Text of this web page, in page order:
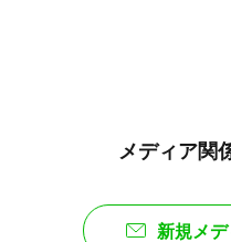
メディア関
新規メ